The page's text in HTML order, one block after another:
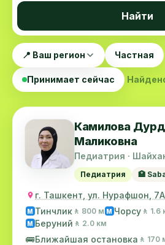
Найти
📍 Ваш регион Частная
Принимает сейчас
Камилова
Маликовна
Педиатрия ·
Педиатрия 🏥
г. Ташкент, ул. Нурафшон,
M Тинчлик 🚶 800 м M Чорсу 🚶 1.6
M Беруний 🚶 2.0 км
🚌Ближайшая остановка 🚶 170